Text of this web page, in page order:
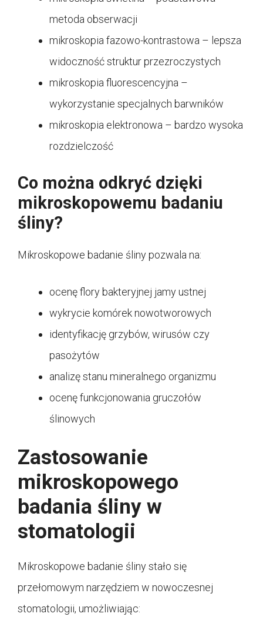
metoda obserwacji
mikroskopia fazowo-kontrastowa – lepsza
widoczność struktur przezroczystych
mikroskopia fluorescencyjna –
wykorzystanie specjalnych barwników
mikroskopia elektronowa – bardzo wysoka
rozdzielczość
Co można odkryć dzięki
mikroskopowemu badaniu
śliny?
Mikroskopowe badanie śliny pozwala na:
ocenę flory bakteryjnej jamy ustnej
wykrycie komórek nowotworowych
identyfikację grzybów, wirusów czy
pasożytów
analizę stanu mineralnego organizmu
ocenę funkcjonowania gruczołów
ślinowych
Zastosowanie
mikroskopowego
badania śliny w
stomatologii
Mikroskopowe badanie śliny stało się
przełomowym narzędziem w nowoczesnej
stomatologii, umożliwiając: